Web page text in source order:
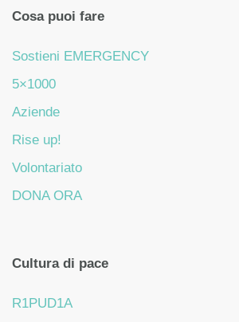
Cosa puoi fare
Sostieni EMERGENCY
5×1000
Aziende
Rise up!
Volontariato
DONA ORA
Cultura di pace
R1PUD1A